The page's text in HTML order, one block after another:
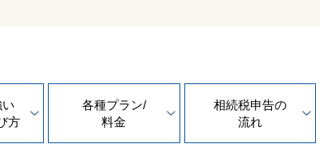
方
各種プラン/
料金
相続税申告の
流れ